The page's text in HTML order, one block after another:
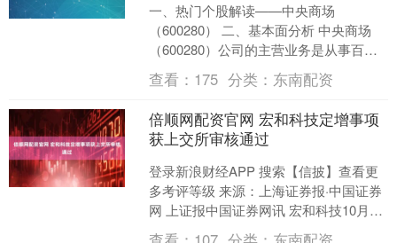
一、热门个股解读——中央商场
（600280） 二、基本面分析 中央商场
（600280）公司的主营业务是从事百货
零售业以及房地产开发业务。 公司是"中
华老字号"百....
查看： 175 分类： 东南配资
倍顺网配资官网 宏和科技定增事项
获上交所审核通过
登录新浪财经APP 搜索【信披】查看更
多考评等级 来源：上海证券报·中国证券
网 上证报中国证券网讯 宏和科技10月29
日晚发布公告，公司于2025年10月28